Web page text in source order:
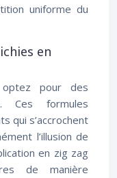
uniforme du
en
optez pour des
Ces formules
qui s’accrochent
l’illusion de
en zig zag
de manière